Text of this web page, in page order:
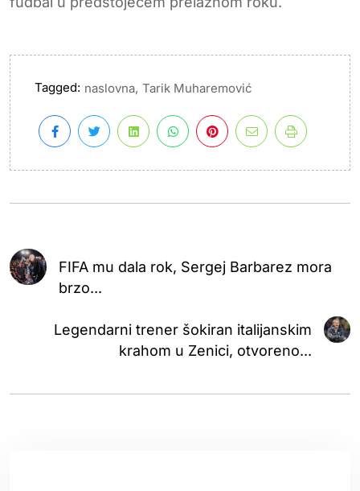
Tagged: naslovna, Tarik Muharemović
FIFA mu dala rok, Sergej Barbarez mora
brzo...
Legendarni trener šokiran italijanskim
krahom u Zenici, otvoreno...